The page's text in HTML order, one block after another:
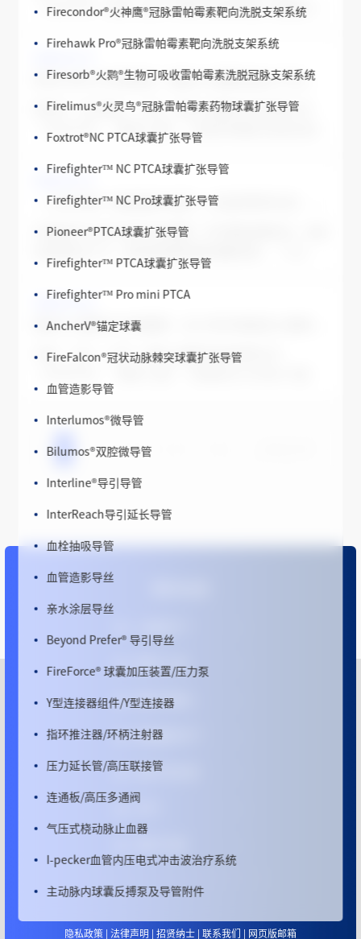
Firecondor® 火神鹰®冠脉雷帕霉素靶向洗脱支架系统
Firehawk Pro®冠脉雷帕霉素靶向洗脱支架系统
Firesorb® 火鹮®生物可吸收雷帕霉素洗脱冠脉支架系统
Firelimus® 火灵鸟®冠脉雷帕霉素药物球囊扩张导管
Foxtrot®NC PTCA球囊扩张导管
Firefighter™ NC PTCA球囊扩张导管
Firefighter™ NC Pro球囊扩张导管
Pioneer®PTCA球囊扩张导管
Firefighter™ PTCA球囊扩张导管
Firefighter™ Pro mini PTCA
AncherV®锚定球囊
FireFalcon®冠状动脉棘突球囊扩张导管
血管造影导管
Interlumos®微导管
Bilumos®双腔微导管
Interline®导引导管
InterReach导引延长导管
血栓抽吸导管
血管造影导丝
亲水涂层导丝
Beyond Prefer® 导引导丝
FireForce® 球囊加压装置/压力泵
Y型连接器组件/Y型连接器
指环推注器/环柄注射器
压力延长管/高压联接管
连通板/高压多通阀
气压式桡动脉止血器
I-pecker血管内压电式冲击波治疗系统
主动脉内球囊反搏泵及导管附件
（02160.HK，微创®心通）研发的全球体积最小经静脉心脏
域起搏（LBBAP）商业化植入，手术圆满成功。 本次手术
在德班顶尖心脏诊疗中心谢利海滩私立医院开展，由知名心
前沿LBBAP 布局提速：微创®心通两款核心产品临床研究“双线告捷”
西班牙，瓦伦西亚——近日，微创心通医疗科技有限公司
（02160.HK，“微创 ®心通”）在欧洲开展的左束支区域起
其中，STARLIGHT研究在西班牙完成全球首批患者入组，
段性达成，标志着微创
《人民日报》报道微创®旋律：从临床需求出发，实现冠脉旋磨技术自主突破
生物医药产业关乎百姓生命健康、关乎国家战略安全，也是
五”规划纲要明确将生物医药产业列为战略性新兴产业。
国家药监局最新公布的数据显示，今年上半年，我国批准上
国产创新药，有的是全球首创治疗药物；批准上市的创新医
疗器械达42个，包括多个“全球首款&
2026-07-25
微创®心通再扩全球版图：左心耳封堵器进入澳洲，远程监护系统欧/澳上市
中国，上海 ——近日，微创心通医疗科技有限公司
™左心耳封堵器及其导引系统，在澳大利亚获批上市；同
时，公司新一代蓝牙远程监护系统SmartView Connect™
全球重
1 2 3 4 5
微创 ®心通
微创®机器人
微创脑科学™
微创®
隐私政策 法律声明 招贤纳士 联系我们 网页版邮箱